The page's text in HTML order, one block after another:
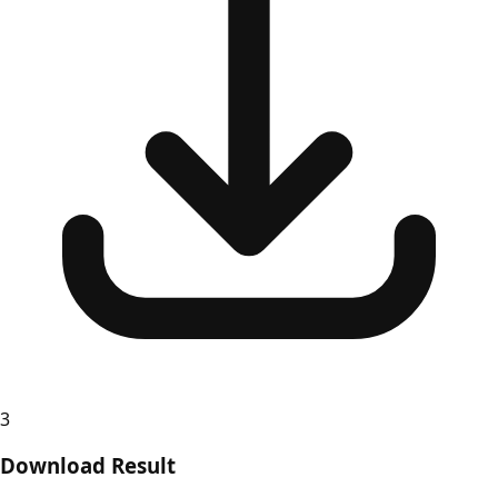
3
Download Result